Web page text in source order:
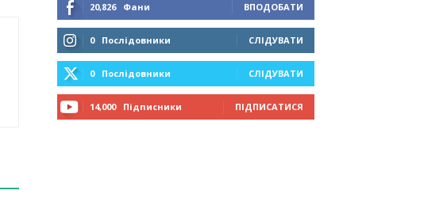
20,826 Фани ВПОДОБАТИ
0 Послідовники СЛІДУВАТИ
0 Послідовники СЛІДУВАТИ
14,000 Підписники ПІДПИСАТИСЯ